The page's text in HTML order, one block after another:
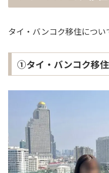
タイ・バンコク移住につい
①タイ・バンコク移